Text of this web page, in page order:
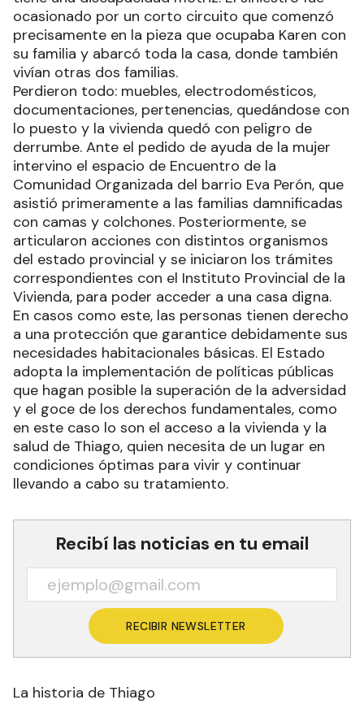
ocasionado por un corto circuito que comenzó
precisamente en la pieza que ocupaba Karen con
su familia y abarcó toda la casa, donde también
vivían otras dos familias.
Perdieron todo: muebles, electrodomésticos,
documentaciones, pertenencias, quedándose con
lo puesto y la vivienda quedó con peligro de
derrumbe. Ante el pedido de ayuda de la mujer
intervino el espacio de Encuentro de la
Comunidad Organizada del barrio Eva Perón, que
asistió primeramente a las familias damnificadas
con camas y colchones. Posteriormente, se
articularon acciones con distintos organismos
del estado provincial y se iniciaron los trámites
correspondientes con el Instituto Provincial de la
Vivienda, para poder acceder a una casa digna.
En casos como este, las personas tienen derecho
a una protección que garantice debidamente sus
necesidades habitacionales básicas. El Estado
adopta la implementación de políticas públicas
que hagan posible la superación de la adversidad
y el goce de los derechos fundamentales, como
en este caso lo son el acceso a la vivienda y la
salud de Thiago, quien necesita de un lugar en
condiciones óptimas para vivir y continuar
llevando a cabo su tratamiento.
Recibí las noticias en tu email
RECIBIR NEWSLETTER
La historia de Thiago